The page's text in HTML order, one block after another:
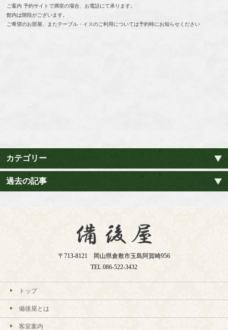
ご案内 予約サイトで満室の場合、お電話にて承ります。
館内は階段がございます。
ご希望のお部屋、またテーブル・イスのご利用については予約時にお知らせください
カテゴリー
過去の記事
〒713-8121 岡山県倉敷市玉島阿賀崎956
TEL 086-522-3432
トップ
備後屋とは
客室案内